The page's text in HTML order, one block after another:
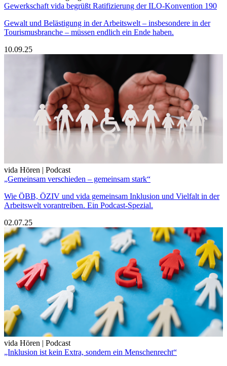
Gewerkschaft vida begrüßt Ratifizierung der ILO-Konvention 190
Gewalt und Belästigung in der Arbeitswelt – insbesondere in der
Tourismusbranche – müssen endlich ein Ende haben.
10.09.25
vida Hören | Podcast
„Gemeinsam verschieden – gemeinsam stark“
Wie ÖBB, ÖZIV und vida gemeinsam Inklusion und Vielfalt in der
Arbeitswelt vorantreiben. Ein Podcast-Spezial.
02.07.25
vida Hören | Podcast
„Inklusion ist kein Extra, sondern ein Menschenrecht“